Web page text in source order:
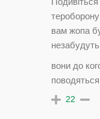
вам жопа
вони до
поводяться
22